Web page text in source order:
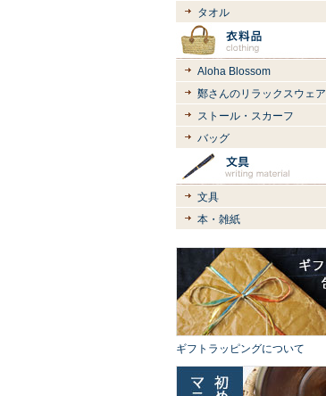
タオル
Aloha Blossom
鄭さんのリラックスウェア
ストール・スカーフ
バッグ
文具
本・雑紙
ギフトラッピングについて